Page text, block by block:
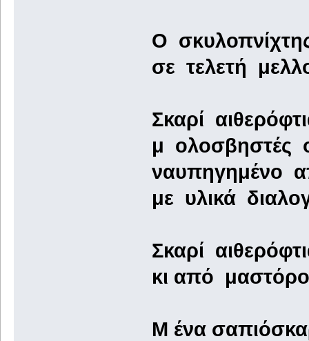
Ο
σε τελετή
Σκαρί
μ ολοσβηστές
ναυπηγημένο
με υλικά
Σκαρί
κι από
Μ ένα